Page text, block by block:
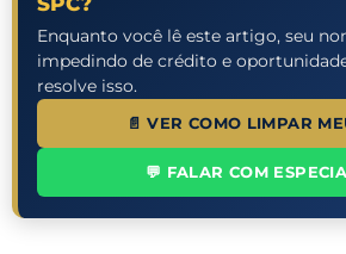
Enquanto você lê este artigo, seu
impedindo de crédito e
resolve isso.
📄 VER COMO LIMPAR
💬 FALAR COM